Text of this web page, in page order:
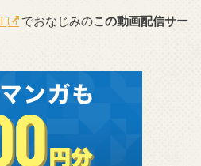
でおなじみのこの動画配信サー